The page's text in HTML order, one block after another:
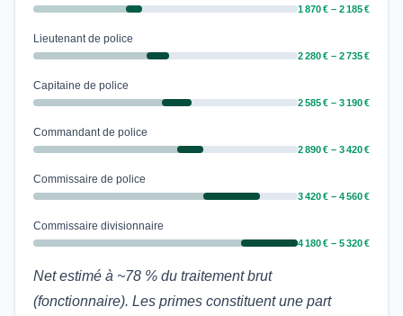
1 870 € – 2 185 €
Lieutenant de police
2 280 € – 2 735 €
Capitaine de police
2 585 € – 3 190 €
Commandant de police
2 890 € – 3 420 €
Commissaire de police
3 420 € – 4 560 €
Commissaire divisionnaire
4 180 € – 5 320 €
Net estimé à ~78 % du traitement brut
(fonctionnaire). Les primes constituent une part